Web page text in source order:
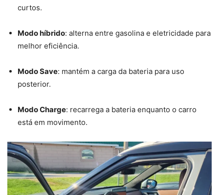
curtos.
Modo híbrido: alterna entre gasolina e eletricidade para
melhor eficiência.
Modo Save: mantém a carga da bateria para uso
posterior.
Modo Charge: recarrega a bateria enquanto o carro
está em movimento.